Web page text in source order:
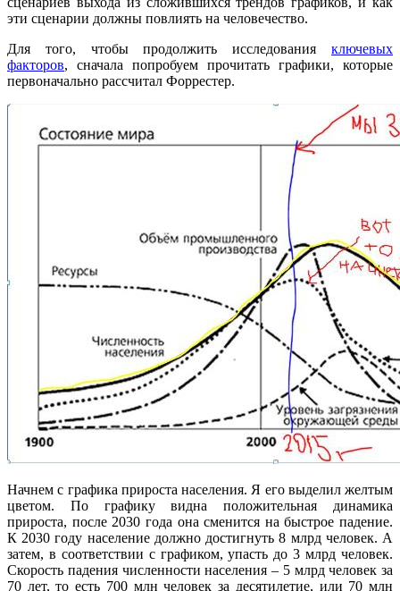
эти сценарии должны повлиять на человечество.
Для того, чтобы продолжить исследования ключевых
факторов, сначала попробуем прочитать графики, которые
первоначально рассчитал Форрестер.
Начнем с графика прироста населения. Я его выделил желтым
цветом. По графику видна положительная динамика
прироста, после 2030 года она сменится на быстрое падение.
К 2030 году население должно достигнуть 8 млрд человек. А
затем, в соответствии с графиком, упасть до 3 млрд человек.
Скорость падения численности населения – 5 млрд человек за
70 лет, то есть 700 млн человек за десятилетие, или 70 млн